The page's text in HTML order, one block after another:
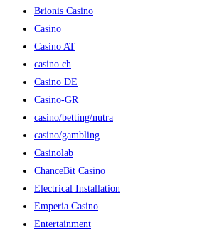
Brionis Casino
Casino
Casino AT
casino ch
Casino DE
Casino-GR
casino/betting/nutra
casino/gambling
Casinolab
ChanceBit Casino
Electrical Installation
Emperia Casino
Entertainment